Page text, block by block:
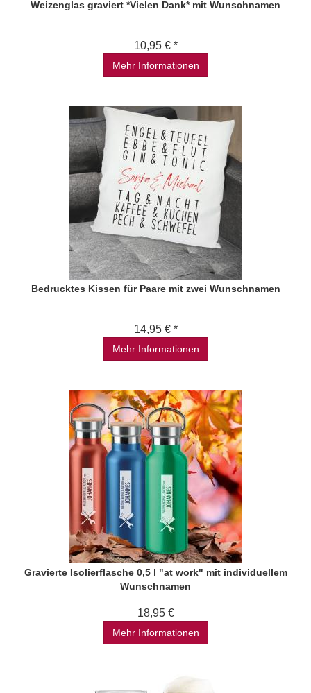
Weizenglas graviert *Vielen Dank* mit Wunschnamen
10,95 € *
Mehr Informationen
Bedrucktes Kissen für Paare mit zwei Wunschnamen
14,95 € *
Mehr Informationen
Gravierte Isolierflasche 0,5 l "at work" mit individuellem
Wunschnamen
18,95 €
Mehr Informationen